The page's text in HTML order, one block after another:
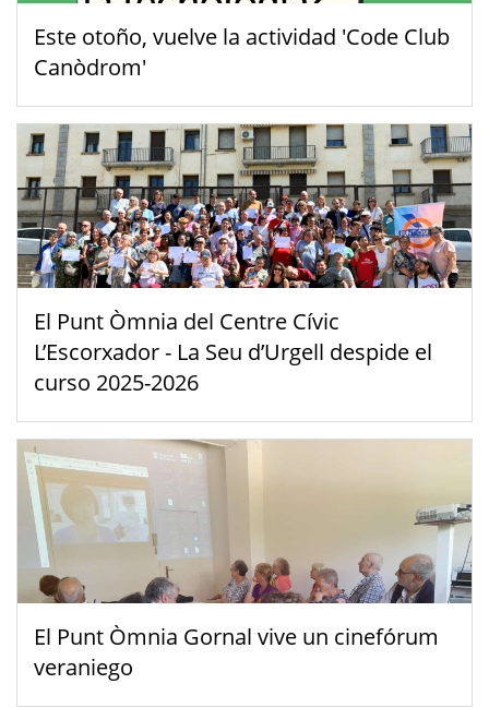
Este otoño, vuelve la actividad 'Code Club
Canòdrom'
El Punt Òmnia del Centre Cívic
L’Escorxador - La Seu d’Urgell despide el
curso 2025-2026
El Punt Òmnia Gornal vive un cinefórum
veraniego